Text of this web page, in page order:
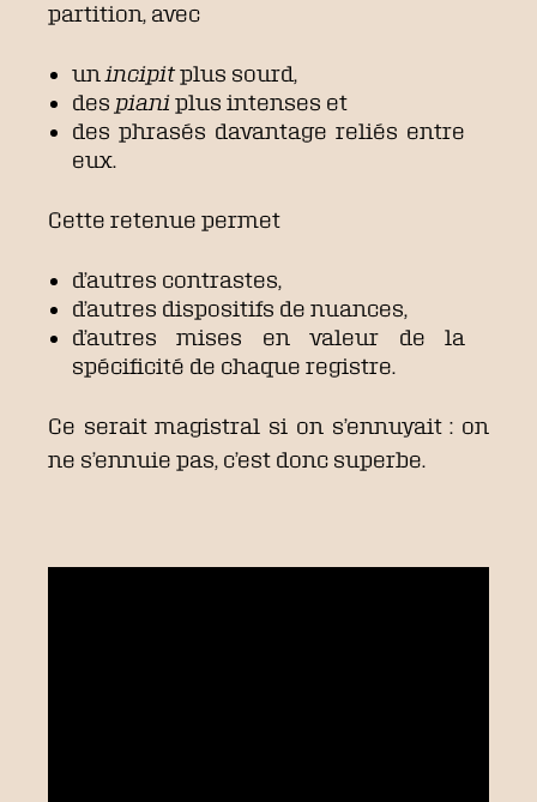
partition, avec
un incipitplus sourd,
des piani plus intenses et
des phrasés davantage reliés entre
eux.
Cette retenue permet
d’autres contrastes,
d’autres dispositifs de nuances,
d’autres mises en valeur de la
spécificité de chaque registre.
Ce serait magistral si on s’ennuyait : on
ne s’ennuie pas, c’est donc superbe.